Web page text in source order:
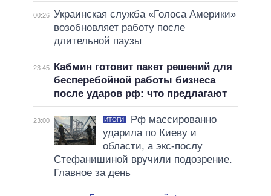
00:26 Украинская служба «Голоса Америки»
возобновляет работу после
длительной паузы
23:45
Кабмин готовит пакет решений для
бесперебойной работы бизнеса
после ударов рф: что предлагают
23:00 ИТОГИ
Рф массированно
ударила по Киеву и
области, а экс-послу
Стефанишиной вручили подозрение.
Главное за день